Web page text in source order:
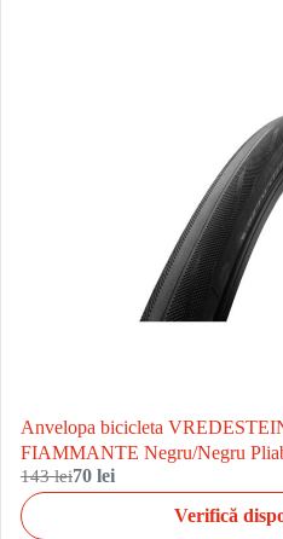
Anvelopa bicicleta
FIAMMANTE Negru/Negru
143 lei70 lei
Verifică